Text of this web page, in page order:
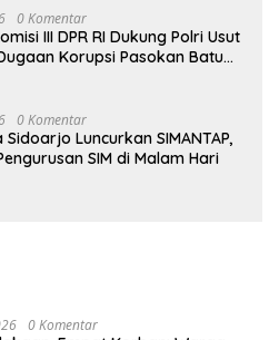
0 Komentar
III DPR RI Dukung Polri Usut
Korupsi Pasokan Batu
0 Komentar
Sidoarjo Luncurkan SIMANTAP,
SIM di Malam Hari
0 Komentar